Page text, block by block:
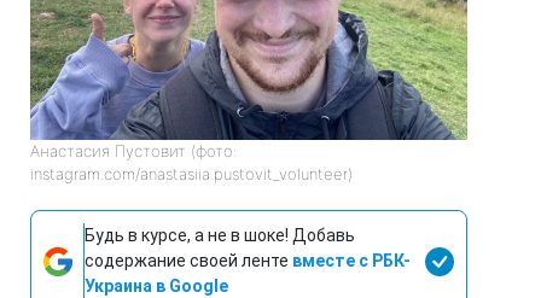
Анастасия Пустовит (фото:
instagram.com/anastasiia.pustovit_volunteer)
Будь в курсе, а не в шоке! Добавь
содержание своей ленте вместе с РБК-
Украина в Google